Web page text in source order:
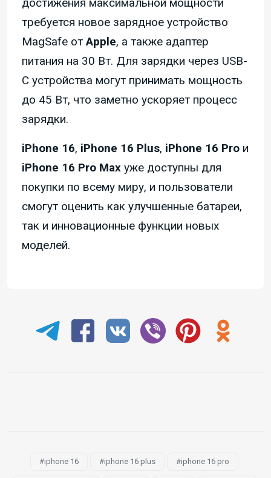
достижения максимальной мощности
требуется новое зарядное устройство
MagSafe отApple, а также адаптер
питания на 30 Вт. Для зарядки через USB-
C устройства могут принимать мощность
до 45 Вт, что заметно ускоряет процесс
зарядки.
iPhone 16, iPhone 16 Plus, iPhone 16 Pro и
iPhone 16 Pro Max уже доступны для
покупки по всему миру, и пользователи
смогут оценить как улучшенные батареи,
так и инновационные функции новых
моделей.
iphone 16 iphone 16 plus iphone 16 pro